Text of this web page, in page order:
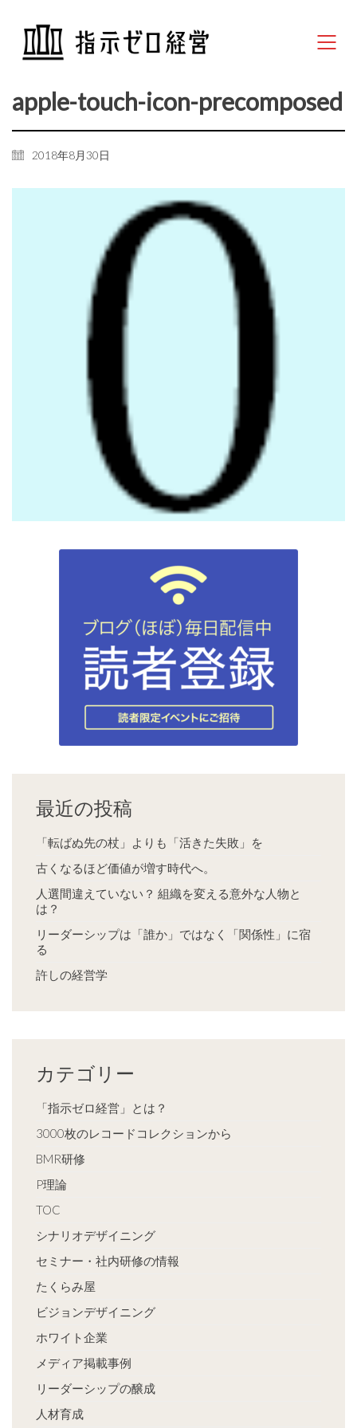
apple-touch-icon-precomposed
2018年8月30日
最近の投稿
「転ばぬ先の杖」よりも「活きた失敗」を
古くなるほど価値が増す時代へ。
人選間違えていない？ 組織を変える意外な人物と
は？
リーダーシップは「誰か」ではなく「関係性」に宿
る
許しの経営学
カテゴリー
「指示ゼロ経営」とは？
3000枚のレコードコレクションから
BMR研修
P理論
TOC
シナリオデザイニング
セミナー・社内研修の情報
たくらみ屋
ビジョンデザイニング
ホワイト企業
メディア掲載事例
リーダーシップの醸成
人材育成